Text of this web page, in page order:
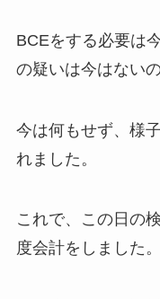
BCEをする必要は
の疑いは今はない
今は何もせず、様
れました。
これで、この日の
度会計をしました。